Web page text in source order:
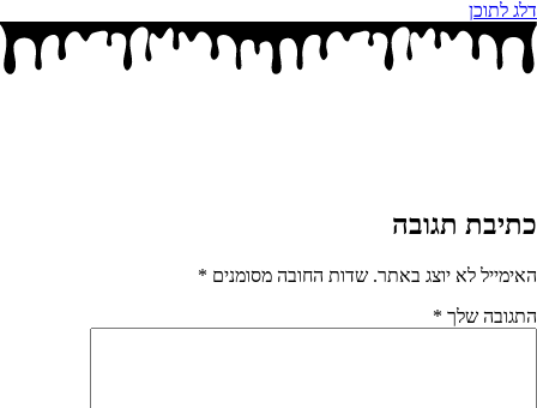
דלג לתוכן
כתיבת תגובה
האימייל לא יוצג באתר. שדות החובה מסומנים *
התגובה שלך *